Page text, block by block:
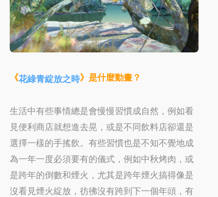
《花綠青綻放之時》是什麼動畫？
生活中有些事情總是會慢慢習慣成自然，例如看
見便利商店就想進去晃，或是不同飲料店卻還是
選擇一樣的手搖飲。有些習慣也是不知不覺地成
為一年一度必須要有的儀式，例如中秋烤肉，或
是跨年的倒數和煙火，尤其是跨年煙火搞得像是
沒看見煙火綻放，彷彿沒有跨到下一個年頭，有